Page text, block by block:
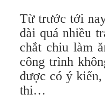
Từ trước tới
đài quá nhiều
chắt chiu làm
công trình
được có ý
thi…